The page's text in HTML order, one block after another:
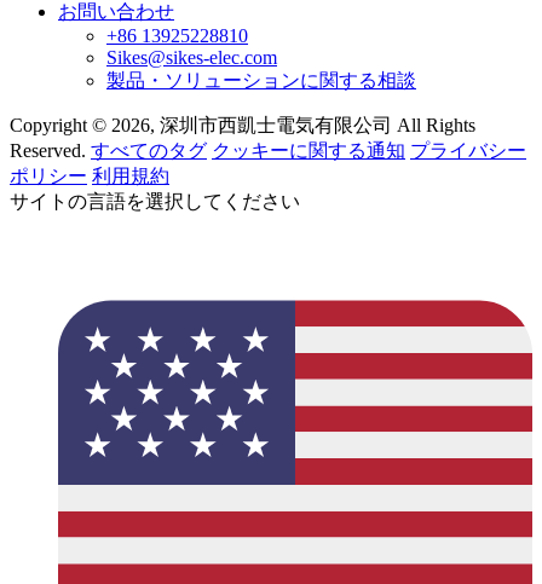
お問い合わせ
+86 13925228810
Sikes@sikes-elec.com
製品・ソリューションに関する相談
Copyright © 2026, 深圳市西凱士電気有限公司 All Rights
Reserved. すべてのタグ クッキーに関する通知 プライバシー
ポリシー 利用規約
サイトの言語を選択してください